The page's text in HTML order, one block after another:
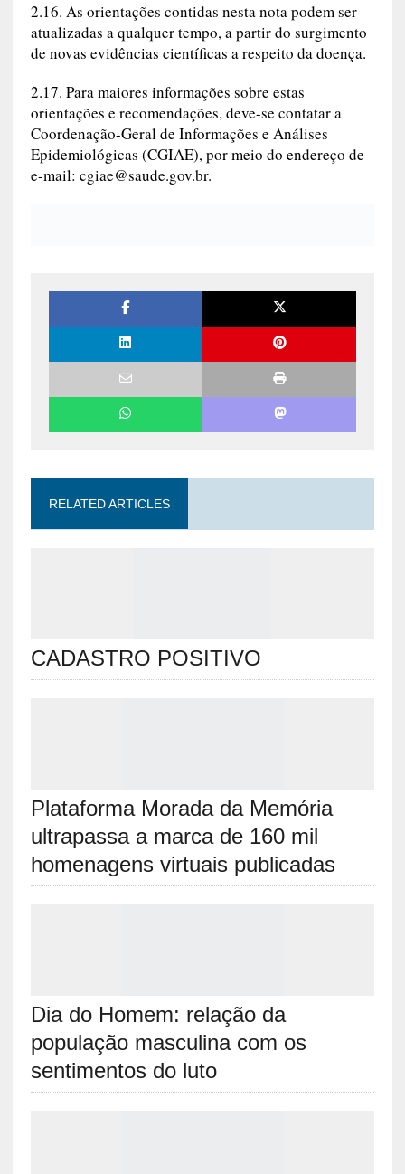
2.16. As orientações contidas nesta nota podem ser
atualizadas a qualquer tempo, a partir do surgimento
de novas evidências científicas a respeito da doença.
2.17. Para maiores informações sobre estas
orientações e recomendações, deve-se contatar a
Coordenação-Geral de Informações e Análises
Epidemiológicas (CGIAE), por meio do endereço de
e-mail: cgiae@saude.gov.br.
RELATED ARTICLES
CADASTRO POSITIVO
Plataforma Morada da Memória
ultrapassa a marca de 160 mil
homenagens virtuais publicadas
Dia do Homem: relação da
população masculina com os
sentimentos do luto